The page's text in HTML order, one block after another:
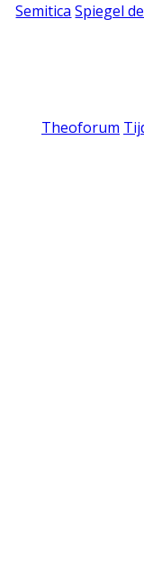
Semitica Spiegel
Theoforum